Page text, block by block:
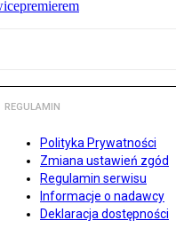
REGULAMIN
Polityka Prywatności
Zmiana ustawień zgód
Regulamin serwisu
Informacje o nadawcy
Deklaracja dostępności